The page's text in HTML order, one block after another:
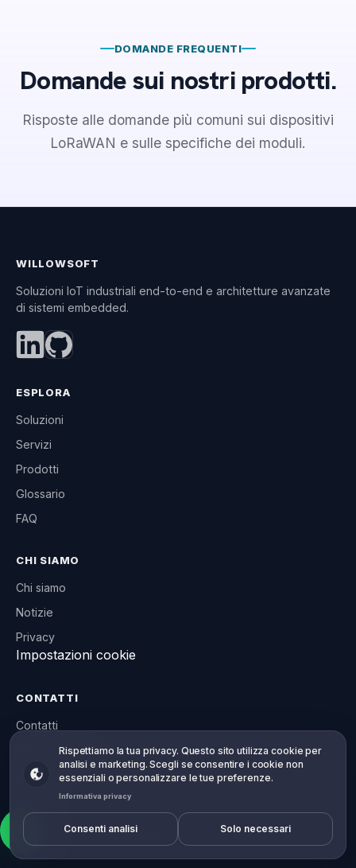
DOMANDE FREQUENTI
Domande sui nostri prodotti.
Risposte alle domande più comuni sui dispositivi
LoRaWAN e sulle specifiche dei moduli.
WILLOWSOFT
Soluzioni IoT industriali end-to-end e architetture avanzate
di sistemi embedded.
ESPLORA
Soluzioni
Servizi
Prodotti
Glossario
FAQ
CHI SIAMO
Chi siamo
Notizie
Privacy
Impostazioni cookie
CONTATTI
Contatti
info@willowsoft.co
WhatsApp
© 2026 WillowSoft. Tutti i diritti riservati.
La tua privacy, la tua scelta
Rispettiamo la tua privacy. Questo sito utilizza cookie per
analisi e marketing. Scegli se consentire i cookie non
essenziali o personalizzare le tue preferenze.
Informativa privacy
Consenti analisi Solo necessari